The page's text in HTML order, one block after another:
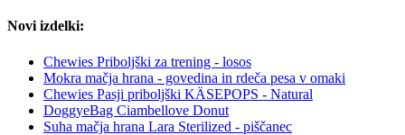
Novi izdelki:
Chewies Priboljški za trening - losos
Mokra mačja hrana - govedina in rdeča pesa v omaki
Chewies Pasji priboljški KÄSEPOPS - Natural
DoggyeBag Ciambellove Donut
Suha mačja hrana Lara Sterilized - piščanec